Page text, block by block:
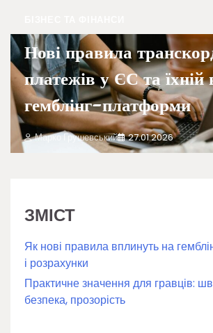
Нові правила
платежів у ЄС та
гемблінг-платформи
Марко Грушевський 27.01.2026
ЗМІСТ
Як нові правила вплинуть на
і розрахунки
Практичне значення для гравців:
безпека, прозорість